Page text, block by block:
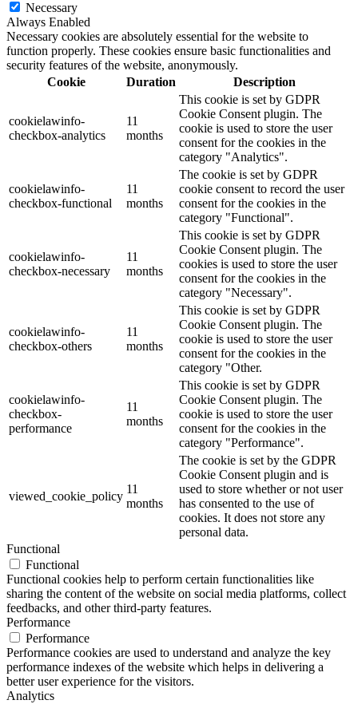
Necessary
Always Enabled
Necessary cookies are absolutely essential for the website to
function properly. These cookies ensure basic functionalities and
security features of the website, anonymously.
Cookie
Duration Description
cookielawinfo-
checkbox-analytics
11
months
This cookie is set by GDPR
Cookie Consent plugin. The
cookie is used to store the user
consent for the cookies in the
category "Analytics".
cookielawinfo-
checkbox-functional
11
months
The cookie is set by GDPR
cookie consent to record the user
consent for the cookies in the
category "Functional".
cookielawinfo-
checkbox-necessary
11
months
This cookie is set by GDPR
Cookie Consent plugin. The
cookies is used to store the user
consent for the cookies in the
category "Necessary".
cookielawinfo-
checkbox-others
11
months
This cookie is set by GDPR
Cookie Consent plugin. The
cookie is used to store the user
consent for the cookies in the
category "Other.
cookielawinfo-
checkbox-
performance
11
months
This cookie is set by GDPR
Cookie Consent plugin. The
cookie is used to store the user
consent for the cookies in the
category "Performance".
viewed_cookie_policy
11
months
The cookie is set by the GDPR
Cookie Consent plugin and is
used to store whether or not user
has consented to the use of
cookies. It does not store any
personal data.
Functional
Functional
Functional cookies help to perform certain functionalities like
sharing the content of the website on social media platforms, collect
feedbacks, and other third-party features.
Performance
Performance
Performance cookies are used to understand and analyze the key
performance indexes of the website which helps in delivering a
better user experience for the visitors.
Analytics